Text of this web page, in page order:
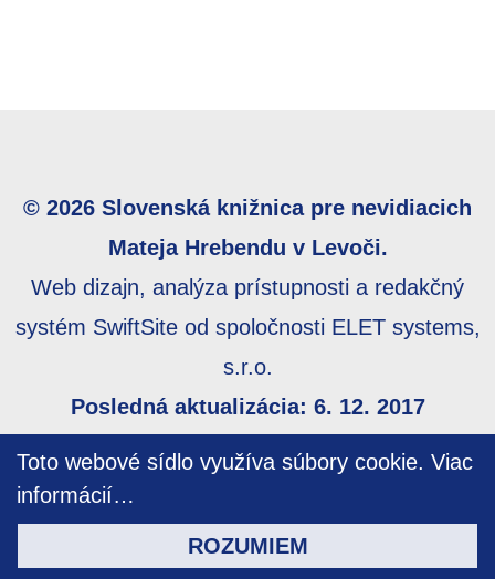
Toto webové sídlo využíva súbory cookie. Viac
informácií…
ROZUMIEM
© 2026 Slovenská knižnica pre nevidiacich
Mateja Hrebendu v Levoči.
Web dizajn, analýza prístupnosti a redakčný
systém SwiftSite od spoločnosti ELET systems,
s.r.o.
Posledná aktualizácia: 6. 12. 2017
prístupnosti